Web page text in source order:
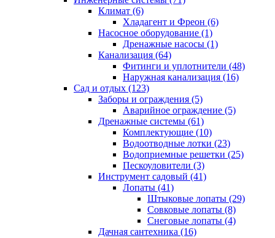
Климат (6)
Хладагент и Фреон (6)
Насосное оборудование (1)
Дренажные насосы (1)
Канализация (64)
Фитинги и уплотнители (48)
Наружная канализация (16)
Сад и отдых (123)
Заборы и ограждения (5)
Аварийное ограждение (5)
Дренажные системы (61)
Комплектующие (10)
Водоотводные лотки (23)
Водоприемные решетки (25)
Пескоуловители (3)
Инструмент садовый (41)
Лопаты (41)
Штыковые лопаты (29)
Совковые лопаты (8)
Снеговые лопаты (4)
Дачная сантехника (16)